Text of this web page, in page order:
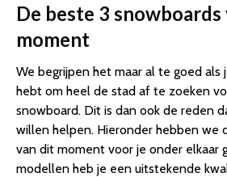
De beste 3
moment
We begrijpen het maar al te goed
hebt om heel de stad af te zoeken
snowboard. Dit is dan ook de reden
willen helpen. Hieronder hebben we
van dit moment voor je onder elkaar
modellen heb je een uitstekende